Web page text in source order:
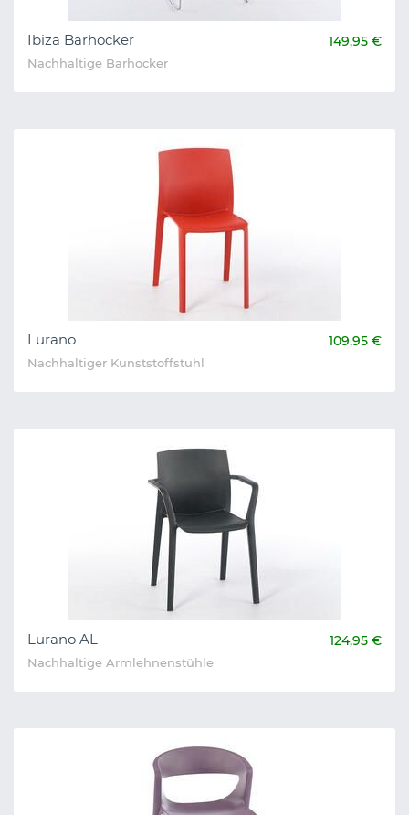
Ibiza Barhocker 149,95 €
Nachhaltige Barhocker
Lurano 109,95 €
Nachhaltiger Kunststoffstuhl
Lurano AL 124,95 €
Nachhaltige Armlehnenstühle